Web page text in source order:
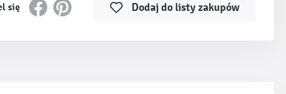
się Dodaj do listy zakupów